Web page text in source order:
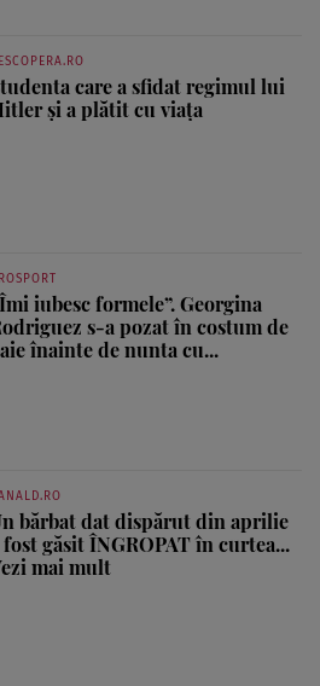
care a sfidat regimul lui
și a plătit cu viața
iubesc formele”. Georgina
s-a pozat în costum de
înainte de nunta cu...
bărbat dat dispărut din aprilie
fost găsit ÎNGROPAT în curtea...
mai mult